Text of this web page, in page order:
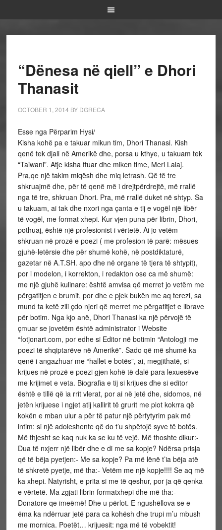
“Dënesa në qiell” e Dhori
Thanasit
OCTOBER 1, 2014 BY DGRECA
Esse nga Përparim Hysi/
Kisha kohë pa e takuar mikun tim, Dhori Thanasi. Kish
qenë tek djali në Amerikë dhe, porsa u kthye, u takuam tek
“Taiwani”. Atje kisha ftuar dhe miken time, Meri Lalaj.
Pra,qe një takim miqësh dhe miq letrash. Që të tre
shkruajmë dhe, për të qenë më i drejtpërdrejtë, më rrallë
nga të tre, shkruan Dhori. Pra, më rrallë duket në shtyp. Sa
u takuam, ai tak dhe nxori nga çanta e tij e vogël një libër
të vogël, me format xhepi. Kur vjen puna për librin, Dhori,
pothuaj, është një profesionist i vërtetë. Ai jo vetëm
shkruan në prozë e poezi ( me profesion të parë: mësues
gjuhë-letërsie dhe për shumë kohë, në postdiktaturë,
gazetar në A.T.SH. apo dhe në organe të tjera të shtypit),
por i modelon, i korrekton, i redakton ose ca më shumë:
me një gjuhë kulinare: është amvisa që merret jo vetëm me
përgatitjen e brumit, por dhe e pjek bukën me aq terezi, sa
mund ta ketë zili çdo njeri që merret me përgatitjet e librave
për botim. Nga kjo anë, Dhori Thanasi ka një përvojë të
çmuar se jovetëm është administrator i Website
“fotjonart.com, por edhe si Editor në botimin “Antologji me
poezi të shqiptarëve në Amerikë”. Sado që më shumë ka
qenë i angazhuar me “hallet e botës”, ai, megjithatë, si
krijues në prozë e poezi gjen kohë të dalë para lexuesëve
me krijimet e veta. Biografia e tij si krijues dhe si editor
është e tillë që ia rrit vlerat, por ai në jetë dhe, sidomos, në
jetën krijuese i ngjet atij kallirit të grurit me plot kokrra që
kokën e mban ulur a për të patur një përfytyrim pak më
intim: si një adoleshente që do t’u shpëtojë syve të botës.
Më thjesht se kaq nuk ka se ku të vejë. Më thoshte dikur:-
Dua të nxjerr një libër dhe e di me sa kopje? Ndërsa prisja
që të bëja pyetjen:- Me sa kopje? Pa më lënë t’ia bëja atë
të shkretë pyetje, më tha:- Vetëm me një kopje!!!! Se aq më
ka xhepi. Natyrisht, e prita si me të qeshur, por ja që qenka
e vërtetë. Ma zgjati librin formatxhepi dhe më tha:-
Donatore qe imeëmë! Dhe u përlot. E ngushëllova se e
ëma ka ndërruar jetë para ca kohësh dhe trupi m’u mbush
me mornica. Poetët… krijuesit: nga më të vobektit!